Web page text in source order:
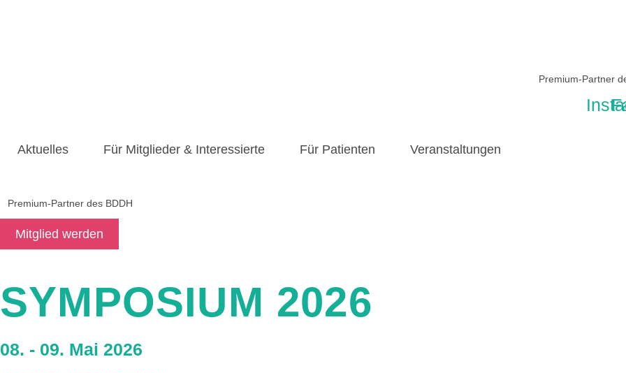
Premium-Partner
Aktuelles Für Mitglieder & Interessierte Für Patienten Veranstaltungen
Premium-Partner des BDDH
Mitglied werden
SYMPOSIUM 2026
08. - 09. Mai 2026